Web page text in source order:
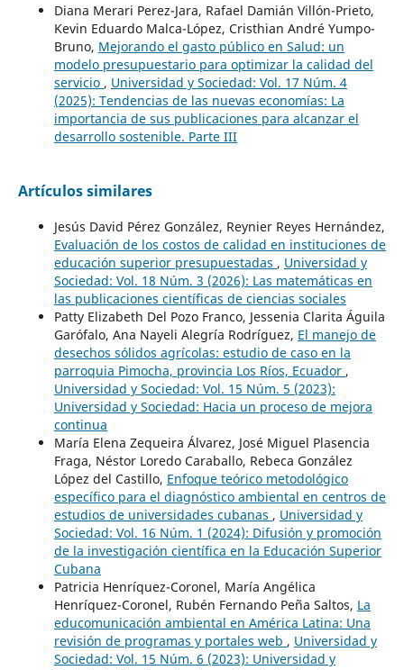
Diana Merari Perez-Jara, Rafael Damián Villón-Prieto,
Kevin Eduardo Malca-López, Cristhian André Yumpo-
Bruno, Mejorando el gasto público en Salud: un
modelo presupuestario para optimizar la calidad del
servicio , Universidad y Sociedad: Vol. 17 Núm. 4
(2025): Tendencias de las nuevas economías: La
importancia de sus publicaciones para alcanzar el
desarrollo sostenible. Parte III
Artículos similares
Jesús David Pérez González, Reynier Reyes Hernández,
Evaluación de los costos de calidad en instituciones de
educación superior presupuestadas , Universidad y
Sociedad: Vol. 18 Núm. 3 (2026): Las matemáticas en
las publicaciones científicas de ciencias sociales
Patty Elizabeth Del Pozo Franco, Jessenia Clarita Águila
Garófalo, Ana Nayeli Alegría Rodríguez, El manejo de
desechos sólidos agrícolas: estudio de caso en la
parroquia Pimocha, provincia Los Ríos, Ecuador ,
Universidad y Sociedad: Vol. 15 Núm. 5 (2023):
Universidad y Sociedad: Hacia un proceso de mejora
continua
María Elena Zequeira Álvarez, José Miguel Plasencia
Fraga, Néstor Loredo Caraballo, Rebeca González
López del Castillo, Enfoque teórico metodológico
específico para el diagnóstico ambiental en centros de
estudios de universidades cubanas , Universidad y
Sociedad: Vol. 16 Núm. 1 (2024): Difusión y promoción
de la investigación científica en la Educación Superior
Cubana
Patricia Henríquez-Coronel, María Angélica
Henríquez-Coronel, Rubén Fernando Peña Saltos, La
educomunicación ambiental en América Latina: Una
revisión de programas y portales web , Universidad y
Sociedad: Vol. 15 Núm. 6 (2023): Universidad y